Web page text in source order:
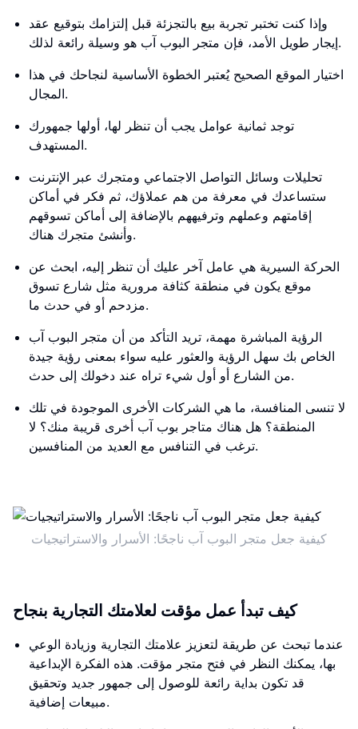
وإذا كنت تختبر تجربة بيع بالتجزئة قبل إلتزامك بتوقيع عقد
إيجار طويل الأمد، فإن متجر البوب ​​آب هو وسيلة رائعة لذلك.
اختيار الموقع الصحيح يُعتبر الخطوة الأساسية لنجاحك في هذا
المجال.
توجد ثمانية عوامل يجب أن تنظر لها، أولها جمهورك
المستهدف.
تحليلات وسائل التواصل الاجتماعي ومتجرك عبر الإنترنت
ستساعدك في معرفة من هم عملاؤك، ثم فكر في أماكن
إقامتهم وعملهم وترفيههم بالإضافة إلى أماكن تسوقهم
وأنشئ متجرك هناك.
الحركة السيرية هي عامل آخر عليك أن تنظر إليه، ابحث عن
موقع يكون في منطقة كثافة مرورية مثل شارع تسوق
مزدحم أو في حدث ما.
الرؤية المباشرة مهمة، تريد التأكد من أن متجر البوب ​​آب
الخاص بك سهل الرؤية والعثور عليه سواء بمعنى رؤية جيدة
من الشارع أو أول شيء تراه عند دخولك إلى حدث.
لا تنسى المنافسة، ما هي الشركات الأخرى الموجودة في تلك
المنطقة؟ هل هناك متاجر بوب ​​آب أخرى قريبة منك؟ لا
ترغب في التنافس مع العديد من المنافسين.
كيفية جعل متجر البوب ​​آب ناجحًا: الأسرار والاستراتيجيات
كيف تبدأ عمل مؤقت لعلامتك التجارية بنجاح
عندما تبحث عن طريقة لتعزيز علامتك التجارية وزيادة الوعي
بها، يمكنك النظر في فتح متجر مؤقت. هذه الفكرة الإبداعية
قد تكون بداية رائعة للوصول إلى جمهور جديد وتحقيق
مبيعات إضافية.